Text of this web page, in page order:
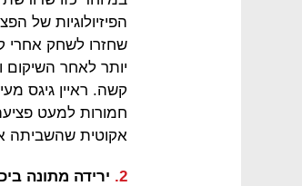
הפיזיולוגיות של
שחזרו לשחק אחרי
יותר לאחר השיקום
קשה. ראיין גיגס
חמורות למעט
אקוטית שהשביתה
2. ירידה מתונה